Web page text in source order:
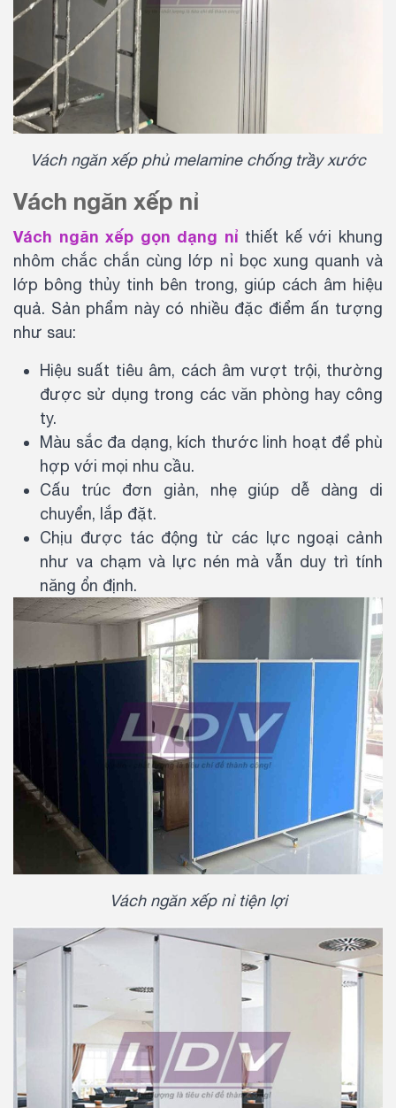
Vách ngăn xếp phủ melamine chống trầy xước
Vách ngăn xếp nỉ
Vách ngăn xếp gọn dạng nỉ thiết kế với khung
nhôm chắc chắn cùng lớp nỉ bọc xung quanh và
lớp bông thủy tinh bên trong, giúp cách âm hiệu
quả. Sản phẩm này có nhiều đặc điểm ấn tượng
như sau:
Hiệu suất tiêu âm, cách âm vượt trội, thường
được sử dụng trong các văn phòng hay công
ty.
Màu sắc đa dạng, kích thước linh hoạt để phù
hợp với mọi nhu cầu.
Cấu trúc đơn giản, nhẹ giúp dễ dàng di
chuyển, lắp đặt.
Chịu được tác động từ các lực ngoại cảnh
như va chạm và lực nén mà vẫn duy trì tính
năng ổn định.
Vách ngăn xếp nỉ tiện lợi